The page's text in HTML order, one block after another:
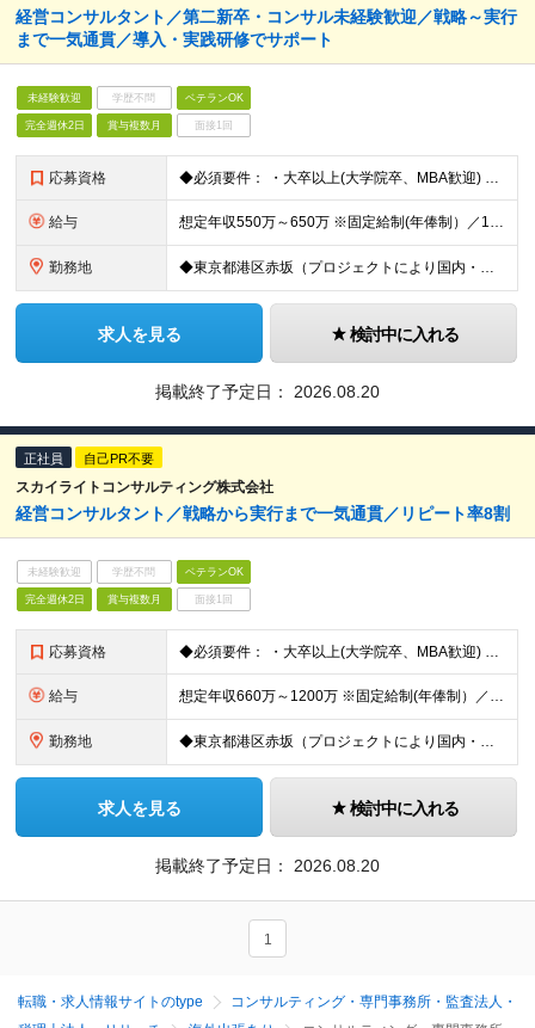
経営コンサルタント／第二新卒・コンサル未経験歓迎／戦略～実行
まで一気通貫／導入・実践研修でサポート
未経験歓迎 学歴不問 ベテランOK
完全週休2日 賞与複数月 面接1回
応募資格 ◆必須要件： ・大卒以上(大学院卒、MBA歓迎) ・社会人経験3年～6年程度の方（経験不問） ※コンサルタントしての素養やマインドを重視します ◆求める志向性： ・他者や社会をよりよくしたいという貢
給与 想定年収550万～650万 ※固定給制(年俸制）／16分割 ┗標準年俸額の16分の1を毎月支給。6月、12月賞与を支給。 ※経験・スキルを考慮の上、同社規定により決定されます。 ※半期年俸制(年2回の
勤務地 ◆東京都港区赤坂（プロジェクトにより国内・海外への短期出張有） 本社：東京都港区赤坂2-17-7 赤坂溜池タワー ※基本的にクライアント先常駐 (変更の範囲)上記を除く当社関連勤務地
求人を見る 検討中に入れる
掲載終了予定日： 2026.08.20
正社員 自己PR不要
スカイライトコンサルティング株式会社
経営コンサルタント／戦略から実行まで一気通貫／リピート率8割
未経験歓迎 学歴不問 ベテランOK
完全週休2日 賞与複数月 面接1回
応募資格 ◆必須要件： ・大卒以上(大学院卒、MBA歓迎) ・コンサルタント、ITコンサルタント、sler営業、ＰＭなどの経験 ※事業企画、業務改革、IT戦略・導入、BI等のプロジェクト経験者 ※ERP・SCM
給与 想定年収660万～1200万 ※固定給制(年俸制）／16分割 ┗標準年俸額の16分の1を毎月支給。6月、12月賞与を支給。 ※経験・スキルを考慮の上、同社規定により決定されます。 ※半期年俸制(年2回
勤務地 ◆東京都港区赤坂（プロジェクトにより国内・海外への短期出張有） 本社：東京都港区赤坂2-17-7 赤坂溜池タワー ※基本的にクライアント先常駐 (変更の範囲)上記を除く当社関連勤務地
求人を見る 検討中に入れる
掲載終了予定日： 2026.08.20
1
転職・求人情報サイトのtype
コンサルティング・専門事務所・監査法人・